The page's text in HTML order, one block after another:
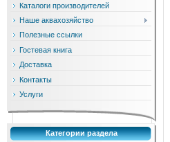
Каталоги производителей
Наше аквахозяйство
Полезные ссылки
Гостевая книга
Доставка
Контакты
Услуги
Категории раздела